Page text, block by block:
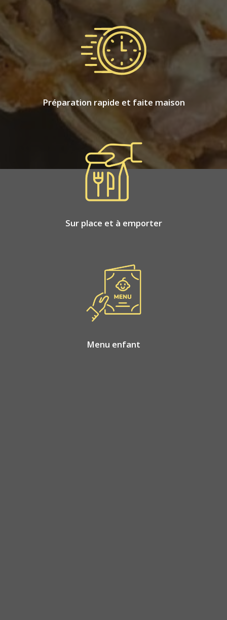
Préparation rapide et faite maison
Sur place et à emporter
Menu enfant